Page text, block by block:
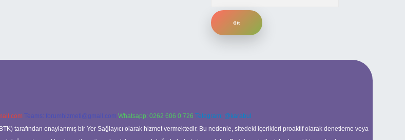
Teams: forumhizmeti@gmail.com Whatsapp: 0262 606 0 726 Telegram: @karabul
tarafından onaylanmış bir Yer Sağlayıcı olarak hizmet vermektedir. Bu nedenle, sitedeki içerikleri proaktif olarak denetleme veya